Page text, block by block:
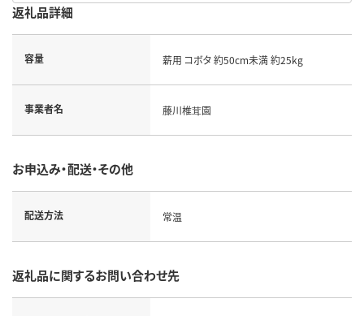
返礼品詳細
容量 薪用 コボタ 約50cm未満 約25kg
事業者名 藤川椎茸園
お申込み・配送・その他
配送方法 常温
返礼品に関するお問い合わせ先